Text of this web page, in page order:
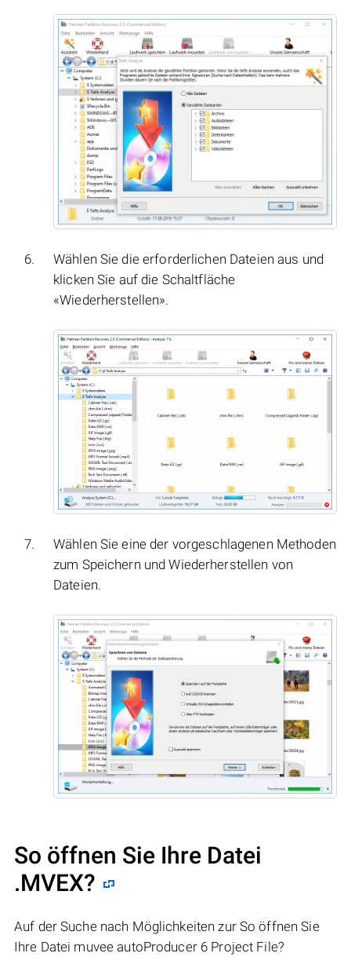
Wählen Sie die erforderlichen Dateien aus und
klicken Sie auf die Schaltfläche
«Wiederherstellen».
Wählen Sie eine der vorgeschlagenen Methoden
zum Speichern und Wiederherstellen von
Dateien.
So öffnen Sie Ihre Datei
.MVEX?
Auf der Suche nach Möglichkeiten zur So öffnen Sie
Ihre Datei muvee autoProducer 6 Project File?